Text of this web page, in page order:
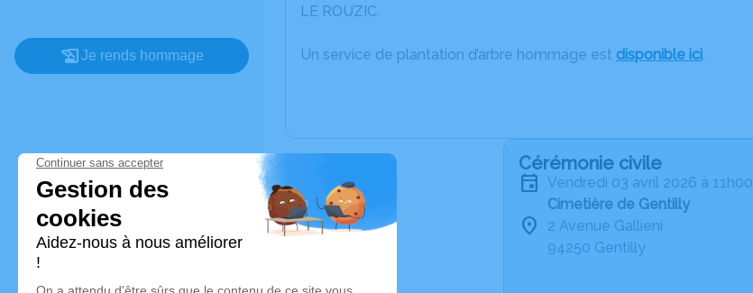
Je rends hommage
LE ROUZIC.
Un service de plantation d’arbre hommage est disponible ici.
Cérémonie civile
vendredi 03 avril 2026 à 11h00
Cimetière de Gentilly
2 Avenue Gallieni
94250 Gentilly